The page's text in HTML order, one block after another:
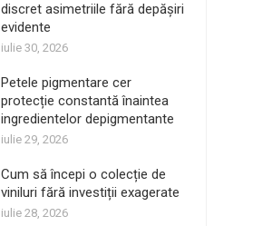
discret asimetriile fără depășiri
evidente
iulie 30, 2026
Petele pigmentare cer
protecție constantă înaintea
ingredientelor depigmentante
iulie 29, 2026
Cum să începi o colecție de
viniluri fără investiții exagerate
iulie 28, 2026